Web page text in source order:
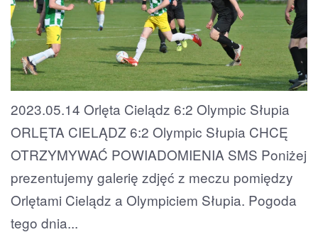
2023.05.14 Orlęta Cielądz 6:2 Olympic Słupia
ORLĘTA CIELĄDZ 6:2 Olympic Słupia CHCĘ
OTRZYMYWAĆ POWIADOMIENIA SMS Poniżej
prezentujemy galerię zdjęć z meczu pomiędzy
Orlętami Cielądz a Olympiciem Słupia. Pogoda
tego dnia...